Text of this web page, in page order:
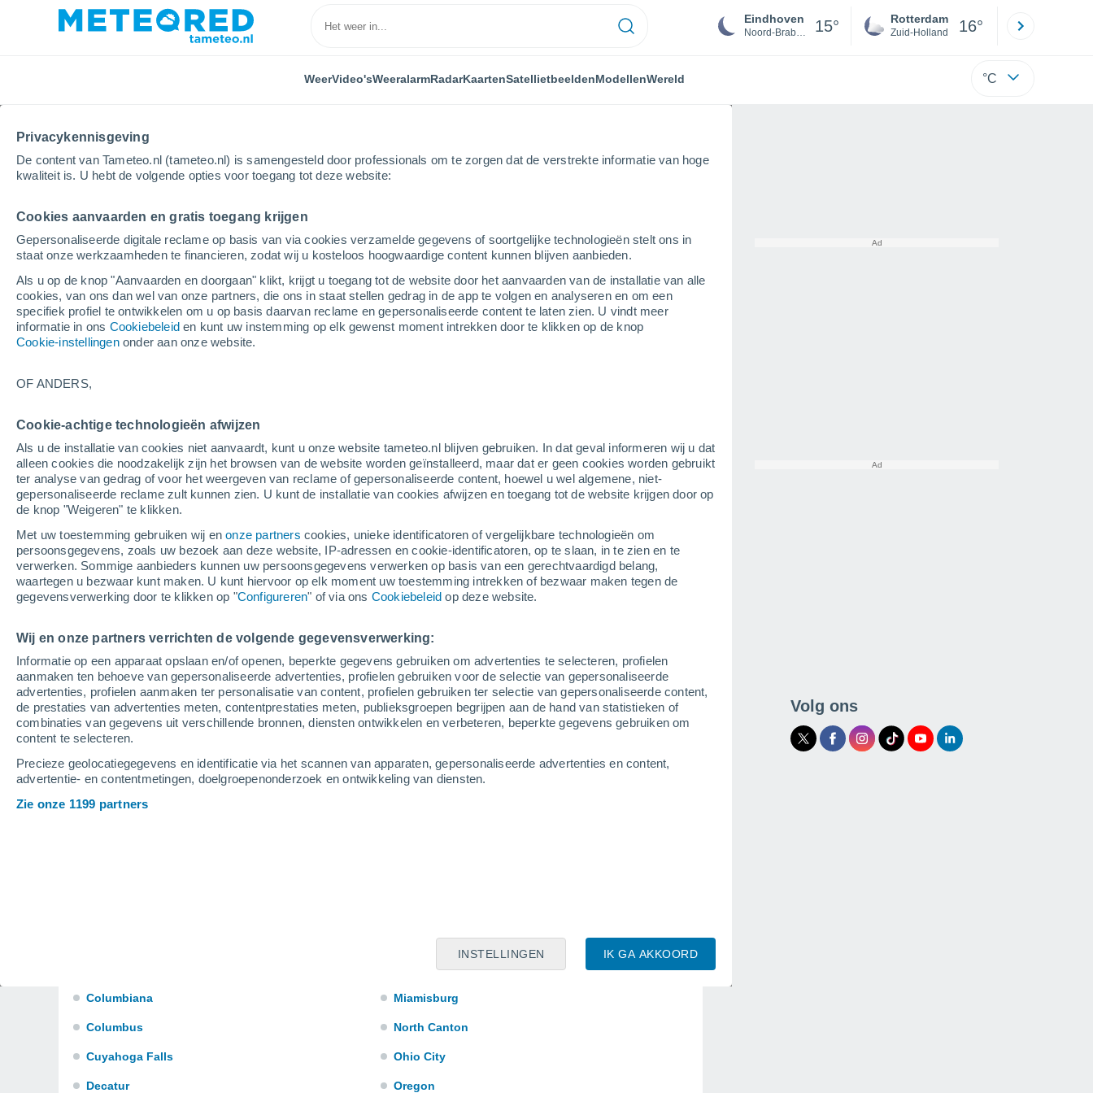
Privacykennisgeving
De content van Tameteo.nl (tameteo.nl) is samengesteld door professionals om te zorgen dat de verstrekte informatie van hoge
kwaliteit is. U hebt de volgende opties voor toegang tot deze website:
Cookies aanvaarden en gratis toegang krijgen
Gepersonaliseerde digitale reclame op basis van via cookies verzamelde gegevens of soortgelijke technologieën stelt ons in
staat onze werkzaamheden te financieren, zodat wij u kosteloos hoogwaardige content kunnen blijven aanbieden.
Als u op de knop "Aanvaarden en doorgaan" klikt, krijgt u toegang tot de website door het aanvaarden van de installatie van alle
cookies, van ons dan wel van onze partners, die ons in staat stellen gedrag in de app te volgen en analyseren en om een
specifiek profiel te ontwikkelen om u op basis daarvan reclame en gepersonaliseerde content te laten zien. U vindt meer
informatie in ons Cookiebeleid en kunt uw instemming op elk gewenst moment intrekken door te klikken op de knop
Cookie-instellingenonder aan onze website.
OF ANDERS,
Cookie-achtige technologieën afwijzen
Als u de installatie van cookies niet aanvaardt, kunt u onze website tameteo.nl blijven gebruiken. In dat geval informeren wij u dat
alleen cookies die noodzakelijk zijn het browsen van de website worden geïnstalleerd, maar dat er geen cookies worden gebruikt
ter analyse van gedrag of voor het weergeven van reclame of gepersonaliseerde content, hoewel u wel algemene, niet-
gepersonaliseerde reclame zult kunnen zien. U kunt de installatie van cookies afwijzen en toegang tot de website krijgen door op
de knop "Weigeren" te klikken.
Met uw toestemming gebruiken wij enonze partners cookies, unieke identificatoren of vergelijkbare technologieën om
persoonsgegevens, zoals uw bezoek aan deze website, IP-adressen en cookie-identificatoren, op te slaan, in te zien en te
verwerken. Sommige aanbieders kunnen uw persoonsgegevens verwerken op basis van een gerechtvaardigd belang,
waartegen u bezwaar kunt maken. U kunt hiervoor op elk moment uw toestemming intrekken of bezwaar maken tegen de
gegevensverwerking door te klikken op "Configureren" of via ons Cookiebeleid op deze website.
Wij en onze partners verrichten de volgende gegevensverwerking:
Informatie op een apparaat opslaan en/of openen, beperkte gegevens gebruiken om advertenties te selecteren, profielen
aanmaken ten behoeve van gepersonaliseerde advertenties, profielen gebruiken voor de selectie van gepersonaliseerde
advertenties, profielen aanmaken ter personalisatie van content, profielen gebruiken ter selectie van gepersonaliseerde content,
de prestaties van advertenties meten, contentprestaties meten, publieksgroepen begrijpen aan de hand van statistieken of
combinaties van gegevens uit verschillende bronnen, diensten ontwikkelen en verbeteren, beperkte gegevens gebruiken om
content te selecteren.
Precieze geolocatiegegevens en identificatie via het scannen van apparaten, gepersonaliseerde advertenties en content,
advertentie- en contentmetingen, doelgroepenonderzoek en ontwikkeling van diensten.
Zie onze 1199 partners
IK GA AKKOORD
INSTELLINGEN
Eindhoven
Noord-Brabant 15° Rotterdam
Zuid-Holland 16°
WeerVideo'sWeeralarmRadarKaartenSatellietbeeldenModellenWereld °C
Home Verenigde Staten Staat Ohio Locaties
Het weer in alle steden van Staat Ohio
Alle plaatsen in de staat Ohio
A - C D - J K - O P - U
De meest bezochte plaatsen in de staat Ohio
Akron
Amanda
Ansonia
Arcadia
Arcanum
Ashville
Bay Village
Beavercreek
Bellbrook
Bellefontaine
Bellville
Columbiana
Columbus
Cuyahoga Falls
Decatur
Dublin
Elyria
Etna
Findlay
Florida
Fremont
Grandview Heights
Holland
Hubbard
Jenera
Mesopotamia
Miamisburg
North Canton
Ohio City
Oregon
Volg ons